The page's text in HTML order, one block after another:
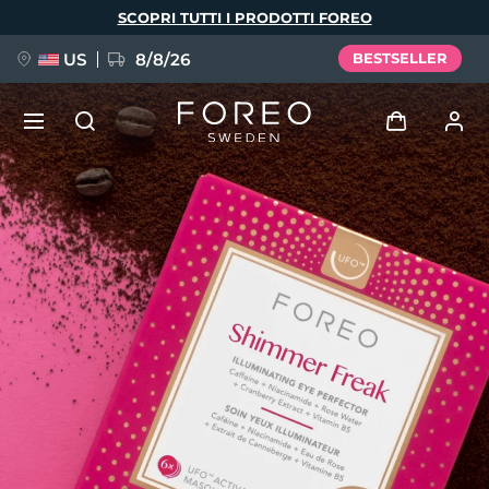
SCOPRI TUTTI I PRODOTTI FOREO
US 8/8/26 BESTSELLER
Accedi
Profilo utente
I miei dispositivi
I miei ordini
I miei indirizzi
I miei abbonamenti
NUOVO
FAQ™ Pure Beauty-Tech Elixir
BREAKING NEWS
issa™ Teeth Whitening Set
Lingua
English Deutsch
Español
Français
Italiano
Português
Polski
Svenska
Русский
简体中文 繁體中文